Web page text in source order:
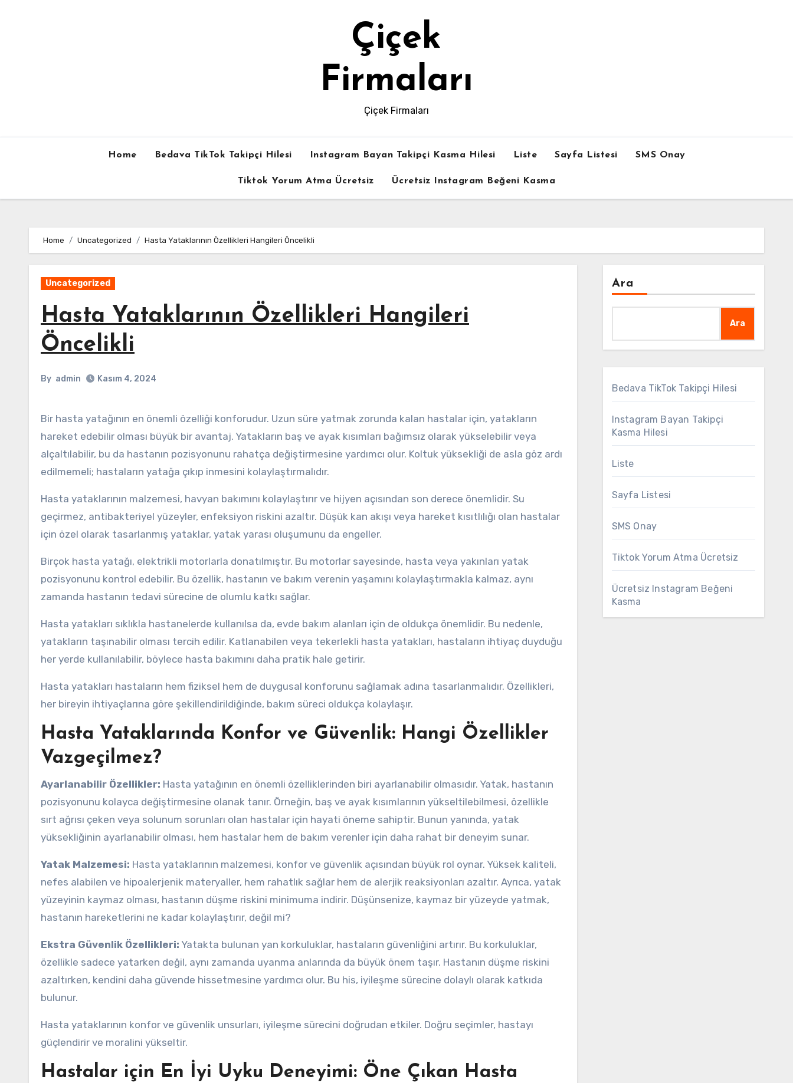
Çiçek
Firmaları
Çiçek Firmaları
Home Bedava TikTok Takipçi Hilesi Instagram Bayan Takipçi Kasma Hilesi Liste Sayfa Listesi SMS Onay
Tiktok Yorum Atma Ücretsiz Ücretsiz Instagram Beğeni Kasma
Home Uncategorized Hasta Yataklarının Özellikleri Hangileri Öncelikli
Uncategorized
Hasta Yataklarının Özellikleri Hangileri
Öncelikli
By admin Kasım 4, 2024
Bir hasta yatağının en önemli özelliği konforudur. Uzun süre yatmak zorunda kalan hastalar için, yatakların
hareket edebilir olması büyük bir avantaj. Yatakların baş ve ayak kısımları bağımsız olarak yükselebilir veya
alçaltılabilir, bu da hastanın pozisyonunu rahatça değiştirmesine yardımcı olur. Koltuk yüksekliği de asla göz ardı
edilmemeli; hastaların yatağa çıkıp inmesini kolaylaştırmalıdır.
Hasta yataklarının malzemesi, havyan bakımını kolaylaştırır ve hijyen açısından son derece önemlidir. Su
geçirmez, antibakteriyel yüzeyler, enfeksiyon riskini azaltır. Düşük kan akışı veya hareket kısıtlılığı olan hastalar
için özel olarak tasarlanmış yataklar, yatak yarası oluşumunu da engeller.
Birçok hasta yatağı, elektrikli motorlarla donatılmıştır. Bu motorlar sayesinde, hasta veya yakınları yatak
pozisyonunu kontrol edebilir. Bu özellik, hastanın ve bakım verenin yaşamını kolaylaştırmakla kalmaz, aynı
zamanda hastanın tedavi sürecine de olumlu katkı sağlar.
Hasta yatakları sıklıkla hastanelerde kullanılsa da, evde bakım alanları için de oldukça önemlidir. Bu nedenle,
yatakların taşınabilir olması tercih edilir. Katlanabilen veya tekerlekli hasta yatakları, hastaların ihtiyaç duyduğu
her yerde kullanılabilir, böylece hasta bakımını daha pratik hale getirir.
Hasta yatakları hastaların hem fiziksel hem de duygusal konforunu sağlamak adına tasarlanmalıdır. Özellikleri,
her bireyin ihtiyaçlarına göre şekillendirildiğinde, bakım süreci oldukça kolaylaşır.
Hasta Yataklarında Konfor ve Güvenlik: Hangi Özellikler
Vazgeçilmez?
Ayarlanabilir Özellikler: Hasta yatağının en önemli özelliklerinden biri ayarlanabilir olmasıdır. Yatak, hastanın
pozisyonunu kolayca değiştirmesine olanak tanır. Örneğin, baş ve ayak kısımlarının yükseltilebilmesi, özellikle
sırt ağrısı çeken veya solunum sorunları olan hastalar için hayati öneme sahiptir. Bunun yanında, yatak
yüksekliğinin ayarlanabilir olması, hem hastalar hem de bakım verenler için daha rahat bir deneyim sunar.
Yatak Malzemesi: Hasta yataklarının malzemesi, konfor ve güvenlik açısından büyük rol oynar. Yüksek kaliteli,
nefes alabilen ve hipoalerjenik materyaller, hem rahatlık sağlar hem de alerjik reaksiyonları azaltır. Ayrıca, yatak
yüzeyinin kaymaz olması, hastanın düşme riskini minimuma indirir. Düşünsenize, kaymaz bir yüzeyde yatmak,
hastanın hareketlerini ne kadar kolaylaştırır, değil mi?
Ekstra Güvenlik Özellikleri: Yatakta bulunan yan korkuluklar, hastaların güvenliğini artırır. Bu korkuluklar,
özellikle sadece yatarken değil, aynı zamanda uyanma anlarında da büyük önem taşır. Hastanın düşme riskini
azaltırken, kendini daha güvende hissetmesine yardımcı olur. Bu his, iyileşme sürecine dolaylı olarak katkıda
bulunur.
Hasta yataklarının konfor ve güvenlik unsurları, iyileşme sürecini doğrudan etkiler. Doğru seçimler, hastayı
güçlendirir ve moralini yükseltir.
Hastalar için En İyi Uyku Deneyimi: Öne Çıkan Hasta
Ara
Ara
Bedava TikTok Takipçi Hilesi
Instagram Bayan Takipçi
Kasma Hilesi
Liste
Sayfa Listesi
SMS Onay
Tiktok Yorum Atma Ücretsiz
Ücretsiz Instagram Beğeni
Kasma